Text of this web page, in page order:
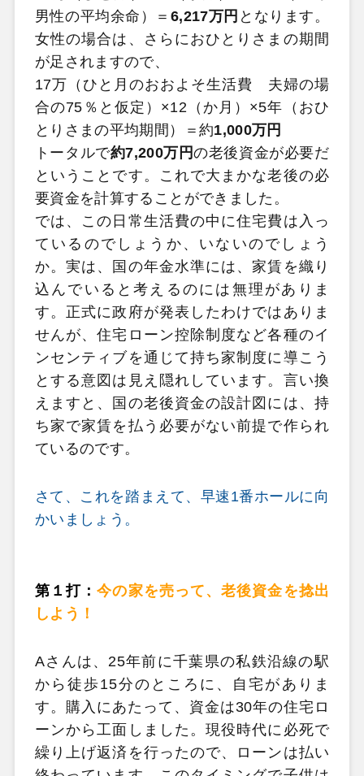
男性の平均余命）＝ 6,217万円 となります。
女性の場合は、さらにおひとりさまの期間
が足されますので、
17万（ひと月のおおよそ生活費 夫婦の場
合の75％と仮定）×12（か月）×5年（おひ
とりさまの平均期間）＝約1,000万円
トータルで約7,200万円の老後資金が必要だ
ということです。これで大まかな老後の必
要資金を計算することができました。
では、この日常生活費の中に住宅費は入っ
ているのでしょうか、いないのでしょう
か。実は、国の年金水準には、家賃を織り
込んでいると考えるのには無理がありま
す。正式に政府が発表したわけではありま
せんが、住宅ローン控除制度など各種のイ
ンセンティブを通じて持ち家制度に導こう
とする意図は見え隠れしています。言い換
えますと、国の老後資金の設計図には、持
ち家で家賃を払う必要がない前提で作られ
ているのです。
さて、これを踏まえて、早速1番ホールに向
かいましょう。
第１打：今の家を売って、老後資金を捻出
しよう！
Aさんは、25年前に千葉県の私鉄沿線の駅
から徒歩15分のところに、自宅がありま
す。購入にあたって、資金は30年の住宅ロ
ーンから工面しました。現役時代に必死で
繰り上げ返済を行ったので、ローンは払い